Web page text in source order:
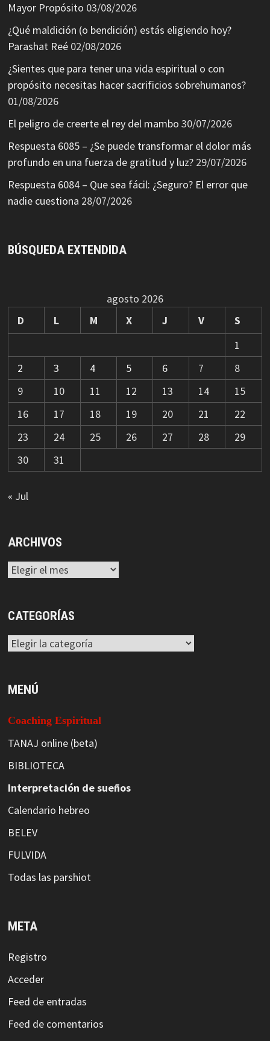
Mayor Propósito 03/08/2026
¿Qué maldición (o bendición) estás eligiendo hoy?
Parashat Reé 02/08/2026
¿Sientes que para tener una vida espiritual o con
propósito necesitas hacer sacrificios sobrehumanos?
01/08/2026
El peligro de creerte el rey del mambo 30/07/2026
Respuesta 6085 – ¿Se puede transformar el dolor más
profundo en una fuerza de gratitud y luz? 29/07/2026
Respuesta 6084 – Que sea fácil: ¿Seguro? El error que
nadie cuestiona 28/07/2026
BÚSQUEDA EXTENDIDA
agosto 2026
D
L M X J V
S
1
2
3 4 5 6 7
8
9
10 11 12 13 14
15
16
17 18 19 20 21
22
23
24 25 26 27 28
29
30
31
« Jul
ARCHIVOS
Archivos
CATEGORÍAS
Categorías
MENÚ
Coaching Espiritual
TANAJ online (beta)
BIBLIOTECA
Interpretación de sueños
Calendario hebreo
BELEV
FULVIDA
Todas las parshiot
META
Registro
Acceder
Feed de entradas
Feed de comentarios